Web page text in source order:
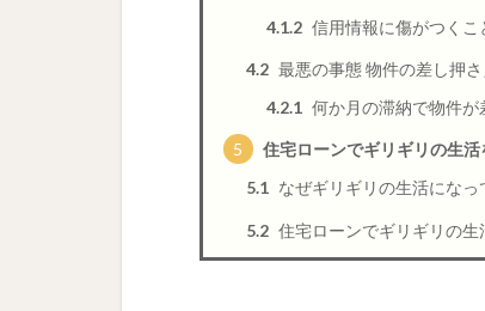
4.1.2 信用情報に傷がつくこ
4.2 最悪の事態 物件の差し押さ
4.2.1 何か月の滞納で物件が
5
住宅ローンでギリギリの生
5.1 なぜギリギリの生活になっ
5.2 住宅ローンでギリギリの生